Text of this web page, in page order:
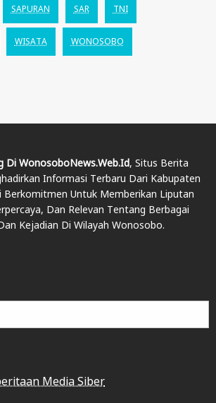
SAPURAN SAR TNI
WISATA WONOSOBO
Di WonosoboNews.web.id, Situs Berita
Informasi Terbaru Dari Kabupaten
Berkomitmen Untuk Memberikan Liputan
Dan Relevan Tentang Berbagai
Kejadian Di Wilayah Wonosobo.
Media Siber